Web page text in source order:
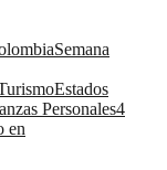
Semana
Estados
Personales4
en